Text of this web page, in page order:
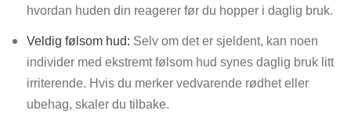
hvordan huden din reagerer før du hopper i daglig bruk.
Veldig følsom hud: Selv om det er sjeldent, kan noen
individer med ekstremt følsom hud synes daglig bruk litt
irriterende. Hvis du merker vedvarende rødhet eller
ubehag, skaler du tilbake.